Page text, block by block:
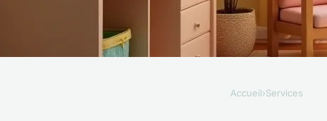
Accueil›Services